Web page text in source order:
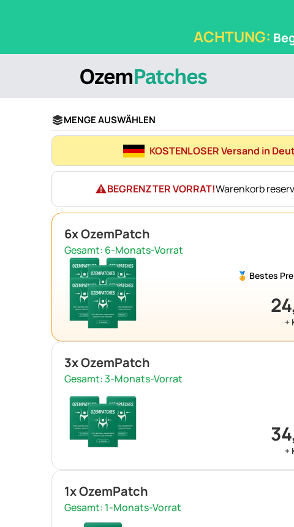
ACHTUNG:
MENGE AUSWÄHLEN
KOSTENLOSER Versand in
BEGRENZTER VORRAT!Warenkorb
1x OzemPatch
Gesamt: 1-Monats-Vorrat
3x OzemPatch
Gesamt: 3-Monats-Vorrat
+
6x OzemPatch
Gesamt: 6-Monats-Vorrat
🏅 Bestes
+